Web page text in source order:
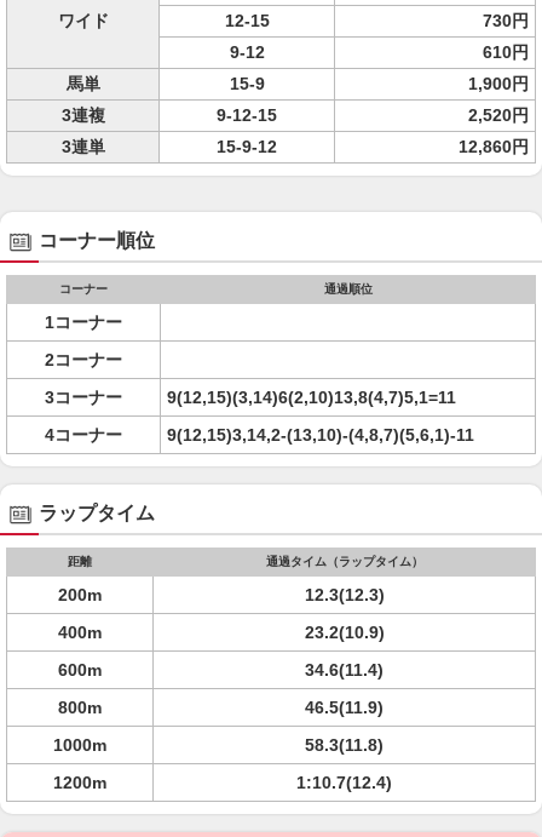
ワイド
12-15
730円
9-12
610円
馬単
15-9
1,900円
3連複
9-12-15
2,520円
3連単
15-9-12 12,860円
コーナー順位
コーナー 通過順位
1コーナー
2コーナー
3コーナー
9(12,15)(3,14)6(2,10)13,8(4,7)5,1=11
4コーナー
9(12,15)3,14,2-(13,10)-(4,8,7)(5,6,1)-11
ラップタイム
距離 通過タイム（ラップタイム）
200m
12.3(12.3)
400m
23.2(10.9)
600m
34.6(11.4)
800m
46.5(11.9)
1000m
58.3(11.8)
1200m
1:10.7(12.4)